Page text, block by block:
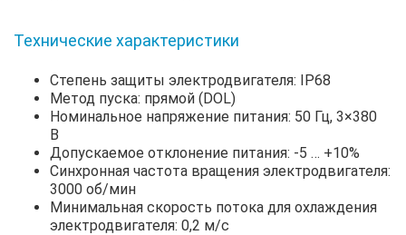
Технические характеристики
Степень защиты электродвигателя: IP68
Метод пуска: прямой (DOL)
Номинальное напряжение питания: 50 Гц, 3×380
В
Допускаемое отклонение питания: -5 … +10%
Синхронная частота вращения электродвигателя:
3000 об/мин
Минимальная скорость потока для охлаждения
электродвигателя: 0,2 м/с